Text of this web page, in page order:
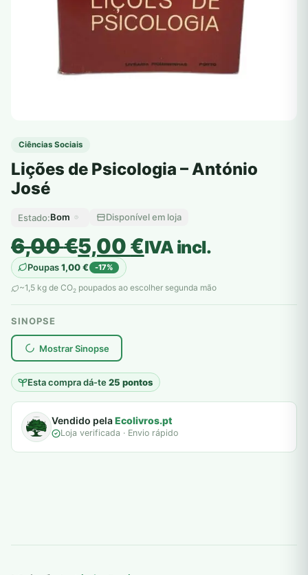
Ciências Sociais
Lições de Psicologia – António
José
Estado:Bom Disponível em loja
6,00€
O
preço
original
era:
6,00 €.
5,00€
O
preço
atual
é:
5,00 €.
IVA incl.
Poupas1,00€ -17%
~1,5 kg de CO2 poupados ao escolher segunda mão
SINOPSE
Mostrar Sinopse
Esta compra dá-te25 pontos
plantar árvores reais
Vendido pelaEcolivros.pt
Loja verificada · Envio rápido